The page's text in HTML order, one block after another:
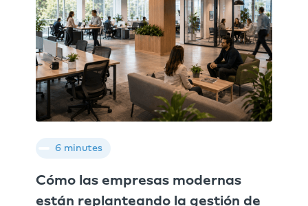
6 minutes
Cómo las empresas modernas
están replanteando la gestión de